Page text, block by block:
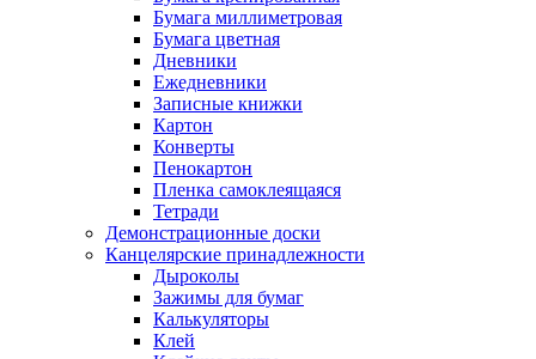
Бумага миллиметровая
Бумага цветная
Дневники
Ежедневники
Записные книжки
Картон
Конверты
Пенокартон
Пленка самоклеящаяся
Тетради
Демонстрационные доски
Канцелярские принадлежности
Дыроколы
Зажимы для бумаг
Калькуляторы
Клей